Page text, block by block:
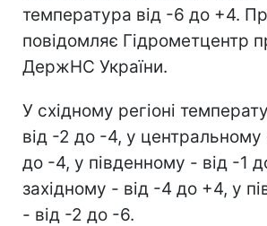
температура від -6 до +4.
повідомляє Гідрометцентр
ДержНС України.
У східному регіоні
від -2 до -4, у центральному
до -4, у південному - від -1
західному - від -4 до +4, у
- від -2 до -6.